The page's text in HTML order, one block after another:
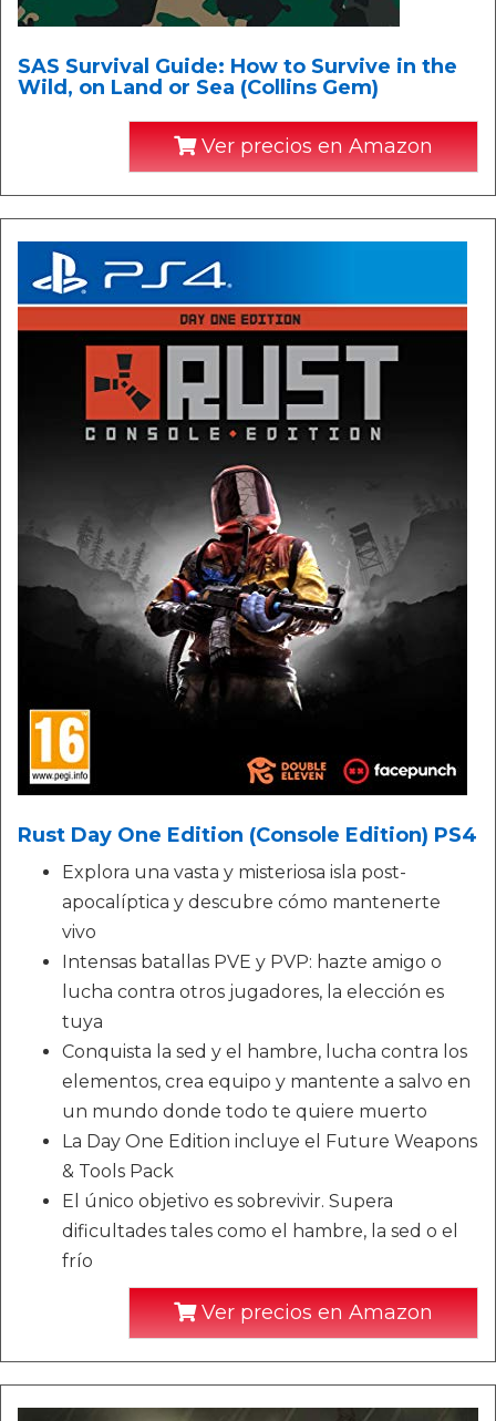
SAS Survival Guide: How to Survive in the
Wild, on Land or Sea (Collins Gem)
Ver precios en Amazon
Rust Day One Edition (Console Edition) PS4
Explora una vasta y misteriosa isla post-
apocalíptica y descubre cómo mantenerte
vivo
Intensas batallas PVE y PVP: hazte amigo o
lucha contra otros jugadores, la elección es
tuya
Conquista la sed y el hambre, lucha contra los
elementos, crea equipo y mantente a salvo en
un mundo donde todo te quiere muerto
La Day One Edition incluye el Future Weapons
& Tools Pack
El único objetivo es sobrevivir. Supera
dificultades tales como el hambre, la sed o el
frío
Ver precios en Amazon